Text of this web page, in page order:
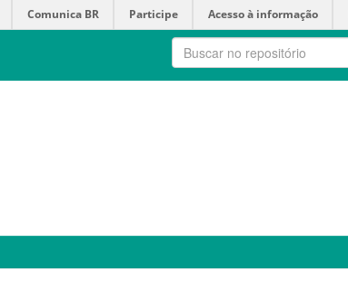
Comunica BR Participe Acesso à informação